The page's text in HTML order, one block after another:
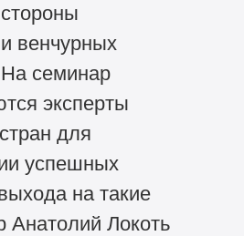
венчурных
семинар
эксперты
для
успешных
на такие
Анатолий Локоть